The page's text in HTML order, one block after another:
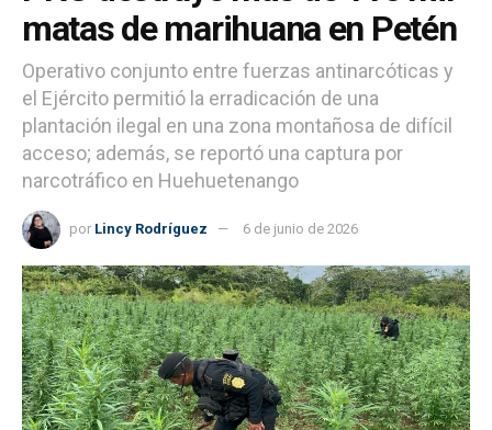
matas de marihuana en Petén
Operativo conjunto entre fuerzas antinarcóticas y
el Ejército permitió la erradicación de una
plantación ilegal en una zona montañosa de difícil
acceso; además, se reportó una captura por
narcotráfico en Huehuetenango
por Lincy Rodríguez 6 de junio de 2026